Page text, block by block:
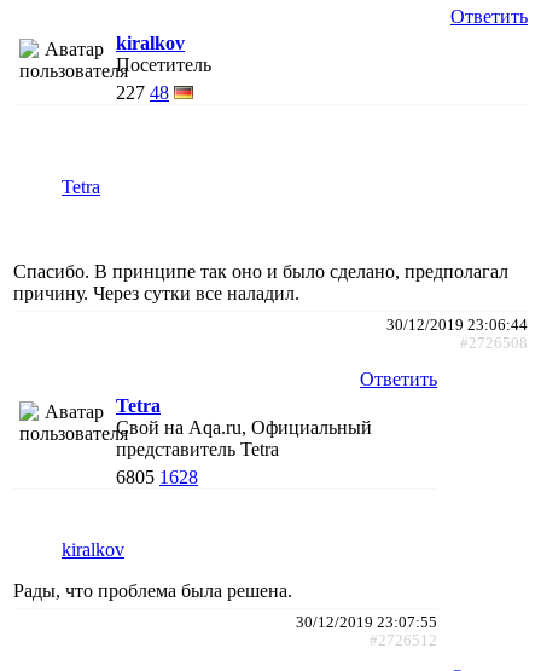
Ответить
kiralkov
Посетитель
227 48
Tetra
Спасибо. В принципе так оно и было сделано, предполагал
причину. Через сутки все наладил.
30/12/2019 23:06:44
#2726508
Ответить
Tetra
Свой на Aqa.ru, Официальный
представитель Tetra
6805 1628
kiralkov
Рады, что проблема была решена.
30/12/2019 23:07:55
#2726512